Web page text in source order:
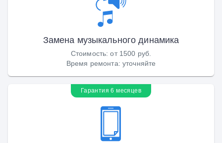
Замена музыкального динамика
Стоимость:от 1500 руб.
Время ремонта: уточняйте
Гарантия 6 месяцев